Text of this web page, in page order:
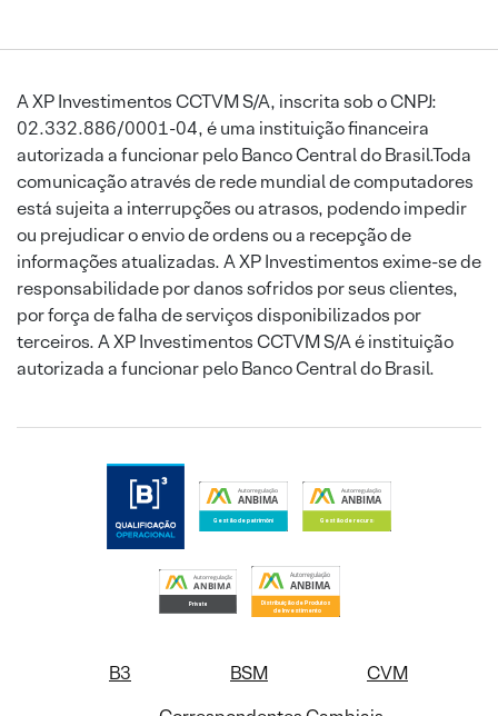
A XP Investimentos CCTVM S/A, inscrita sob o CNPJ:
02.332.886/0001-04, é uma instituição financeira
autorizada a funcionar pelo Banco Central do Brasil.Toda
comunicação através de rede mundial de computadores
está sujeita a interrupções ou atrasos, podendo impedir
ou prejudicar o envio de ordens ou a recepção de
informações atualizadas. A XP Investimentos exime-se de
responsabilidade por danos sofridos por seus clientes,
por força de falha de serviços disponibilizados por
terceiros. A XP Investimentos CCTVM S/A é instituição
autorizada a funcionar pelo Banco Central do Brasil.
B3 BSM
CVM